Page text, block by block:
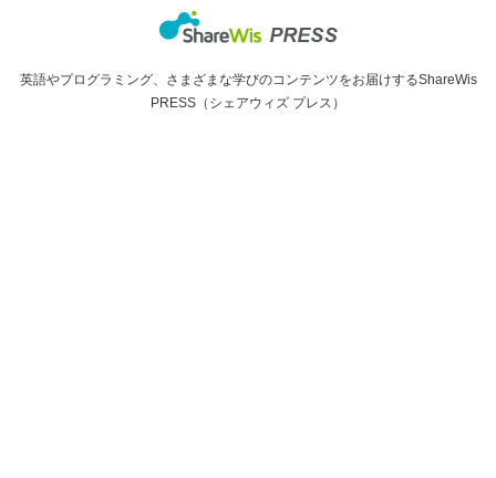
英語やプログラミング、さまざまな学びのコンテンツをお届けするShareWis
PRESS（シェアウィズ プレス）